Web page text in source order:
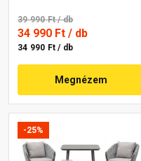
39 990 Ft/ db
34 990 Ft / db
34 990 Ft / db
Megnézem
-25%